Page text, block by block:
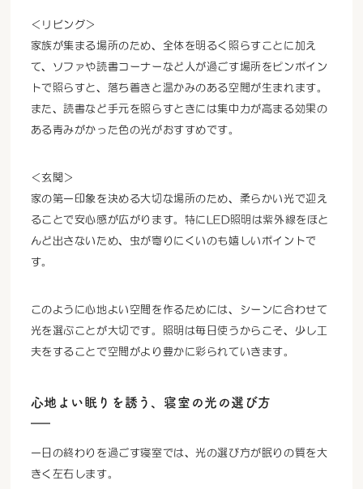
＜リビング＞
家族が集まる場所のため、全体を明るく照らすことに加え
て、ソファや読書コーナーなど人が過ごす場所をピンポイン
トで照らすと、落ち着きと温かみのある空間が生まれます。
また、読書など手元を照らすときには集中力が高まる効果の
ある青みがかった色の光がおすすめです。
＜玄関＞
家の第一印象を決める大切な場所のため、柔らかい光で迎え
ることで安心感が広がります。特にLED照明は紫外線をほと
んど出さないため、虫が寄りにくいのも嬉しいポイントで
す。
このように心地よい空間を作るためには、シーンに合わせて
光を選ぶことが大切です。照明は毎日使うからこそ、少し工
夫をすることで空間がより豊かに彩られていきます。
心地よい眠りを誘う、寝室の光の選び方
一日の終わりを過ごす寝室では、光の選び方が眠りの質を大
きく左右します。